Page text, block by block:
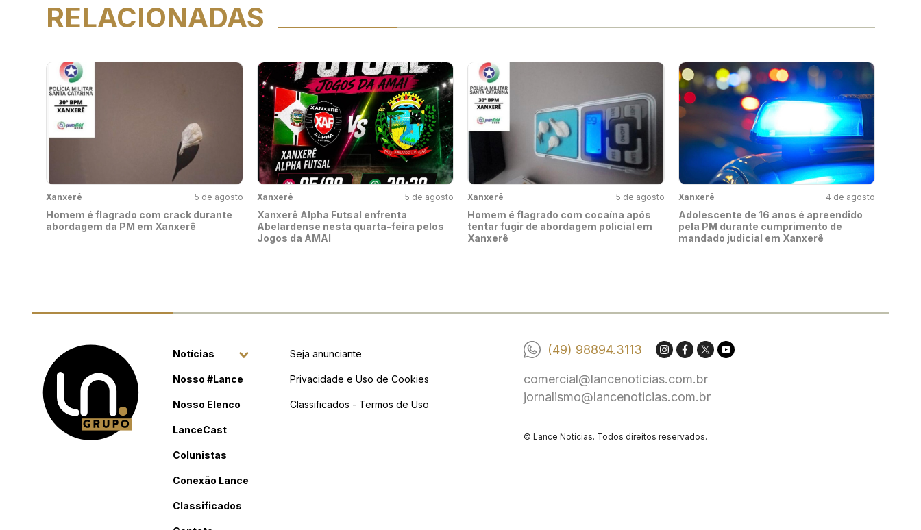
RELACIONADAS
Xanxerê 5 de agosto
Homem é flagrado com crack durante
abordagem da PM em Xanxerê
Xanxerê 5 de agosto
Xanxerê Alpha Futsal enfrenta
Abelardense nesta quarta-feira pelos
Jogos da AMAI
Xanxerê 5 de agosto
Homem é flagrado com cocaína após
tentar fugir de abordagem policial em
Xanxerê
Xanxerê 4 de agosto
Adolescente de 16 anos é apreendido
pela PM durante cumprimento de
mandado judicial em Xanxerê
Notícias
Nosso #Lance
Nosso Elenco
LanceCast
Colunistas
Conexão Lance
Classificados
Seja anunciante
Privacidade e Uso de Cookies
Classificados - Termos de Uso
(49) 98894.3113
comercial@lancenoticias.com.br
jornalismo@lancenoticias.com.br
© Lance Notícias. Todos direitos reservados.